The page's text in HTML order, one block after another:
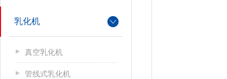
乳化机
真空乳化机
管线式乳化机